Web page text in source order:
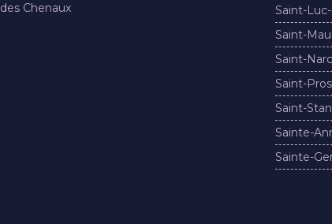
Chenaux
Saint-
Saint-
Saint-
Saint-
Saint-
Sainte-
Sainte-